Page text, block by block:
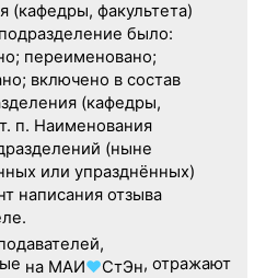
(кафедры, факультета)
было:
переименовано;
включено в состав
(кафедры,
п. Наименования
(ныне
или упразднённых)
написания отзыва
на МАИ♥СтЭн, отражают